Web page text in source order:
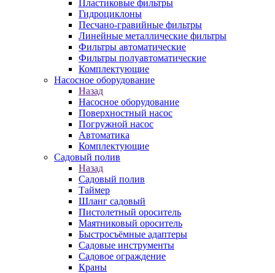
Пластиковые фильтры
Гидроциклоны
Песчано-гравийные фильтры
Линейные металлические фильтры
Фильтры автоматические
Фильтры полуавтоматические
Комплектующие
Насосное оборудование
Назад
Насосное оборудование
Поверхностный насос
Погружной насос
Автоматика
Комплектующие
Садовый полив
Назад
Садовый полив
Таймер
Шланг садовый
Пистолетный ороситель
Маятниковый ороситель
Быстросъёмные адаптеры
Садовые инструменты
Садовое ограждение
Краны